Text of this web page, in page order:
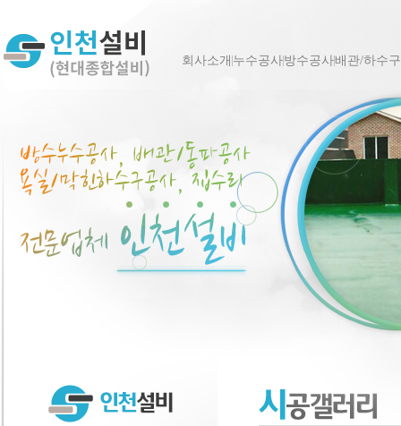
회사소개 누수공사방수공사배관/하수